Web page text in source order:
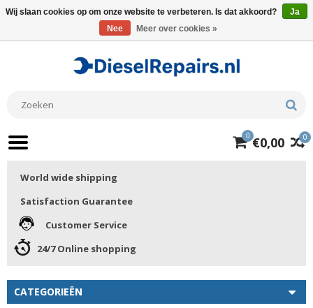
0
0 €0,00
World wide shipping
Satisfaction Guarantee
Customer Service
24/7 Online shopping
CATEGORIEËN
Wij slaan cookies op om onze website te verbeteren. Is dat akkoord?
Ja
Nee
Meer over cookies »